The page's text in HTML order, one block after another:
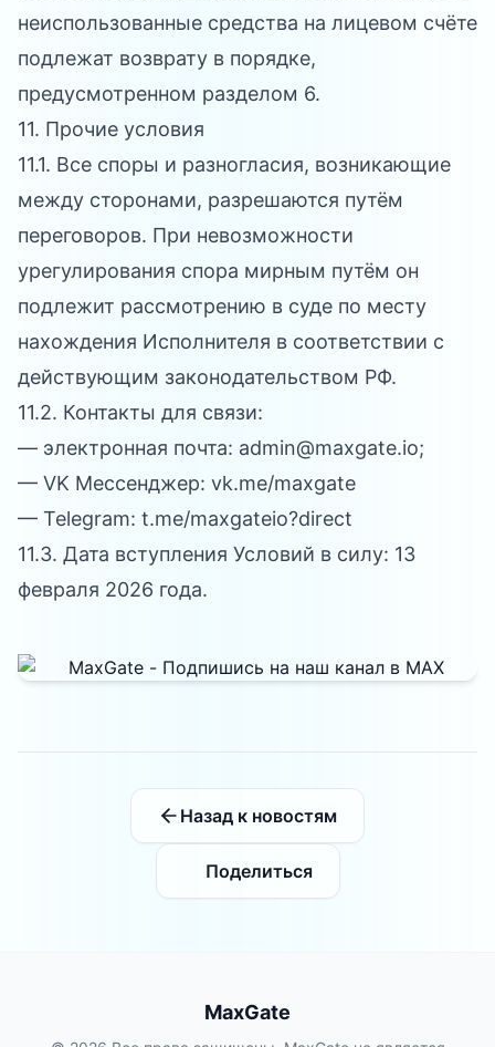
неиспользованные средства на лицевом счёте
подлежат возврату в порядке,
предусмотренном разделом 6.
11. Прочие условия
11.1. Все споры и разногласия, возникающие
между сторонами, разрешаются путём
переговоров. При невозможности
урегулирования спора мирным путём он
подлежит рассмотрению в суде по месту
нахождения Исполнителя в соответствии с
действующим законодательством РФ.
11.2. Контакты для связи:
— электронная почта: admin@maxgate.io;
— VK Мессенджер: vk.me/maxgate
— Telegram: t.me/maxgateio?direct
11.3. Дата вступления Условий в силу: 13
февраля 2026 года.
Назад к новостям
Поделиться
MaxGate